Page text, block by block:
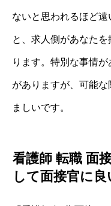
ないと思われるほど
と、求人側があなた
ります。特別な事情
がありますが、可能
ましいです。
看護師 転職 面
して面接官に